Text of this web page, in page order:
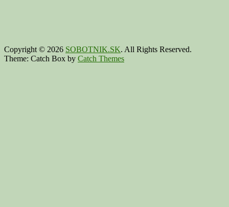
Copyright © 2026 SOBOTNIK.SK. All Rights Reserved.
Theme: Catch Box by Catch Themes